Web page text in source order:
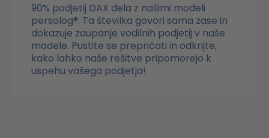
90% podjetij DAX dela z našimi modeli
persolog®. Ta številka govori sama zase in
dokazuje zaupanje vodilnih podjetij v naše
modele. Pustite se prepričati in odkrijte,
kako lahko naše rešitve pripomorejo k
uspehu vašega podjetja!